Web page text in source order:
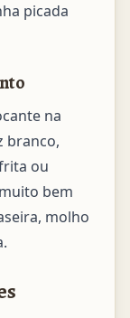
picada
na
branco,
ou
bem
molho